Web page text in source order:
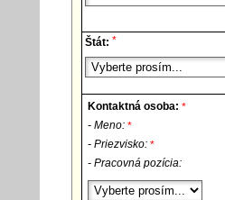
Štát: *
Kontaktná osoba: *
- Meno: *
- Priezvisko: *
- Pracovná pozícia: